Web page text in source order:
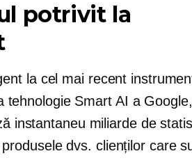
potrivit la
la cel mai recent
tehnologie Smart AI a Google,
instantaneu miliarde de
dvs. clienților care